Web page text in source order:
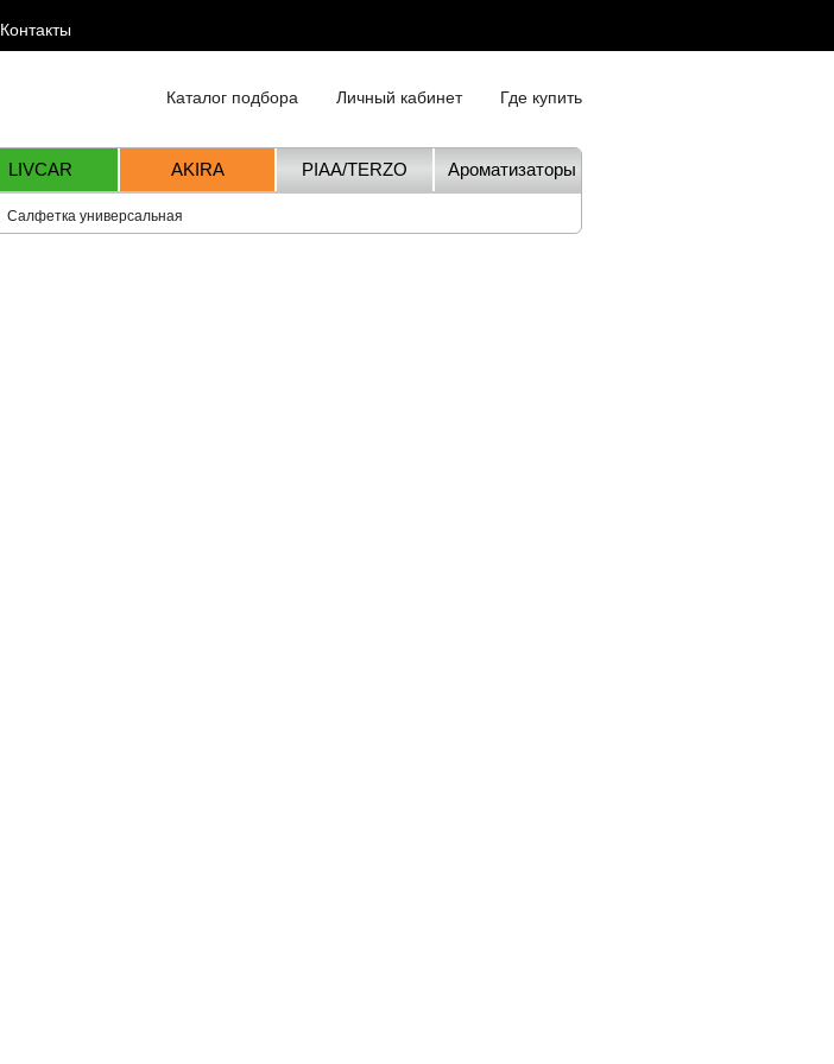
Контакты
Где купить
Личный кабинет
Каталог подбора
LIVCAR AKIRA PIAA/TERZO Ароматизаторы
Салфетка универсальная